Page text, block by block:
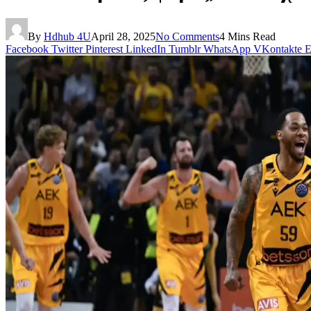
By Hdhub 4UApril 28, 2025No Comments4 Mins Read
Facebook Twitter Pinterest LinkedIn Tumblr WhatsApp VKontakte